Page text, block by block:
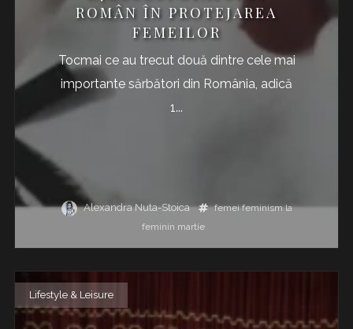
ROMÂN ÎN PROTEJAREA
FEMEILOR
Tocmai ce au trecut două dintre cele mai
importante sărbători din România, adică
1...
Alexandra Nuta-Stoica femei feminism la
feminin martie
Lifestyle & Leisure